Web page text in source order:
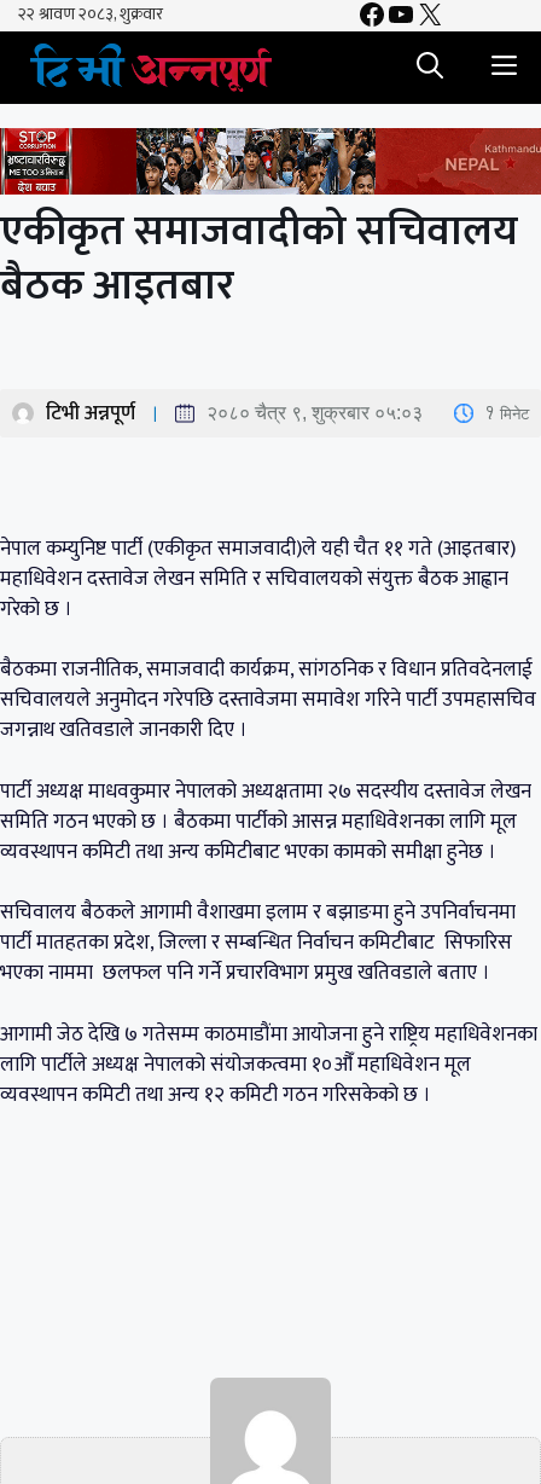
Skip
content
Facebook
YouTube
X
एकीकृत समाजवादीको सचिवालय
बैठक आइतबार
टिभी अन्नपूर्ण २०८० चैत्र ९, शुक्रबार ०५:०३ 1 मिनेट
नेपाल कम्युनिष्ट पार्टी (एकीकृत समाजवादी)ले यही चैत ११ गते (आइतबार)
महाधिवेशन दस्तावेज लेखन समिति र सचिवालयको संयुक्त बैठक आह्वान
गरेको छ ।
बैठकमा राजनीतिक, समाजवादी कार्यक्रम, सांगठनिक र विधान प्रतिवदेनलाई
सचिवालयले अनुमोदन गरेपछि दस्तावेजमा समावेश गरिने पार्टी उपमहासचिव
जगन्नाथ खतिवडाले जानकारी दिए ।
पार्टी अध्यक्ष माधवकुमार नेपालको अध्यक्षतामा २७ सदस्यीय दस्तावेज लेखन
समिति गठन भएको छ । बैठकमा पार्टीको आसन्न महाधिवेशनका लागि मूल
व्यवस्थापन कमिटी तथा अन्य कमिटीबाट भएका कामको समीक्षा हुनेछ ।
सचिवालय बैठकले आगामी वैशाखमा इलाम र बझाङमा हुने उपनिर्वाचनमा
पार्टी मातहतका प्रदेश, जिल्ला र सम्बन्धित निर्वाचन कमिटीबाट सिफारिस
भएका नाममा छलफल पनि गर्ने प्रचारविभाग प्रमुख खतिवडाले बताए ।
आगामी जेठ देखि ७ गतेसम्म काठमाडौंमा आयोजना हुने राष्ट्रिय महाधिवेशनका
लागि पार्टीले अध्यक्ष नेपालको संयोजकत्वमा १०औँ महाधिवेशन मूल
व्यवस्थापन कमिटी तथा अन्य १२ कमिटी गठन गरिसकेको छ ।